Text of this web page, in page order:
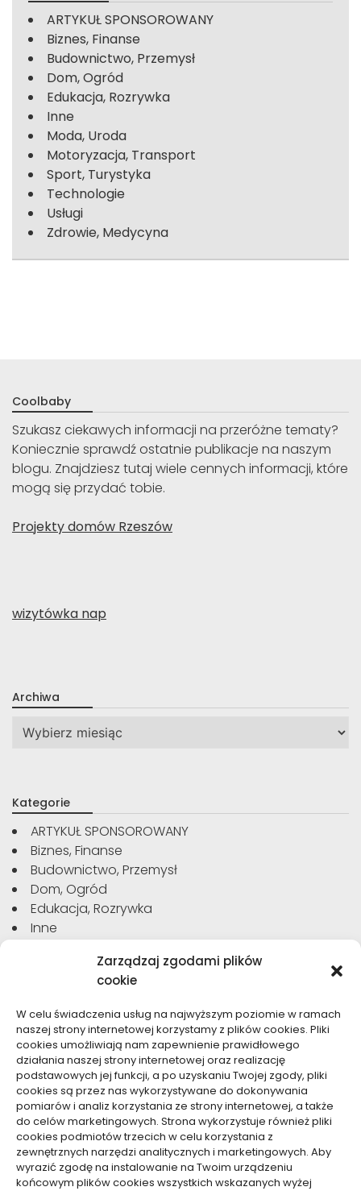
Zarządzaj zgodami plików
cookie
W celu świadczenia usług na najwyższym poziomie w ramach
naszej strony internetowej korzystamy z plików cookies. Pliki
cookies umożliwiają nam zapewnienie prawidłowego
działania naszej strony internetowej oraz realizację
podstawowych jej funkcji, a po uzyskaniu Twojej zgody, pliki
cookies są przez nas wykorzystywane do dokonywania
pomiarów i analiz korzystania ze strony internetowej, a także
do celów marketingowych. Strona wykorzystuje również pliki
cookies podmiotów trzecich w celu korzystania z
zewnętrznych narzędzi analitycznych i marketingowych. Aby
wyrazić zgodę na instalowanie na Twoim urządzeniu
końcowym plików cookies wszystkich wskazanych wyżej
ARTYKUŁ SPONSOROWANY
Biznes, Finanse
Budownictwo, Przemysł
Dom, Ogród
Edukacja, Rozrywka
Inne
Moda, Uroda
Motoryzacja, Transport
Sport, Turystyka
Technologie
Usługi
Zdrowie, Medycyna
Coolbaby
Szukasz ciekawych informacji na przeróżne tematy?
Koniecznie sprawdź ostatnie publikacje na naszym
blogu. Znajdziesz tutaj wiele cennych informacji, które
mogą się przydać tobie.
Projekty domów Rzeszów
wizytówka nap
Archiwa
Archiwa
Kategorie
ARTYKUŁ SPONSOROWANY
Biznes, Finanse
Budownictwo, Przemysł
Dom, Ogród
Edukacja, Rozrywka
Inne
Motoryzacja, Transport
Sport, Turystyka
Technologie
Usługi
Zdrowie, Medycyna
Dolącz do nas
Lubisz pisać teksty i chciałbyś się podzielić swoją
wiedzą z innymi? Dołącz do nas już teraz. Podziel się